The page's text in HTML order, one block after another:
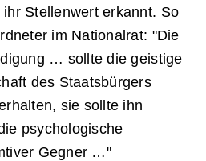
Stellenwert erkannt. So
im Nationalrat: "Die
… sollte die geistige
des Staatsbürgers
sie sollte ihn
psychologische
Gegner …"